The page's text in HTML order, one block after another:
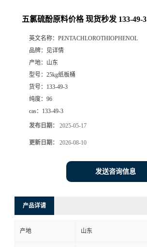
五氯硫酚原料价格 现货秒发 133-49-3
英文名称： PENTACHLOROTHIOPHENOL
品牌：
见详情
产地： 山东
型号： 25kg纸板桶
货号： 133-49-3
纯度： 96
cas： 133-49-3
发布日期： 2025-05-17
更新日期： 2026-08-10
发送咨询信息
产品详请
产地 山东